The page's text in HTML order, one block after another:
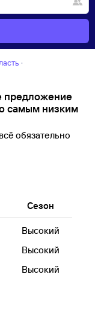
·
предложение
самым низким
обязательно
Сезон
Высокий
Высокий
Высокий